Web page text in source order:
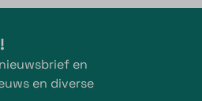
en
en diverse